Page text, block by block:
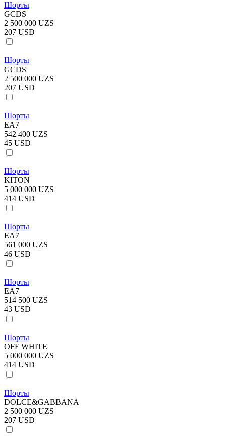
Шорты
GCDS
2 500 000 UZS
207 USD
Шорты
GCDS
2 500 000 UZS
207 USD
Шорты
EA7
542 400 UZS
45 USD
Шорты
KITON
5 000 000 UZS
414 USD
Шорты
EA7
561 000 UZS
46 USD
Шорты
EA7
514 500 UZS
43 USD
Шорты
OFF WHITE
5 000 000 UZS
414 USD
Шорты
DOLCE&GABBANA
2 500 000 UZS
207 USD